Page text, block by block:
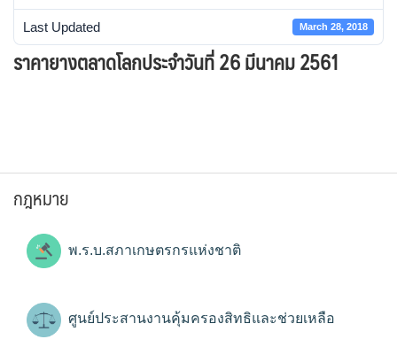
Search
for:
Last Updated March 28, 2018
ราคายางตลาดโลกประจำวันที่ 26 มีนาคม 2561
กฎหมาย
พ.ร.บ.สภาเกษตรกรแห่งชาติ
ศูนย์ประสานงานคุ้มครองสิทธิและช่วยเหลือ